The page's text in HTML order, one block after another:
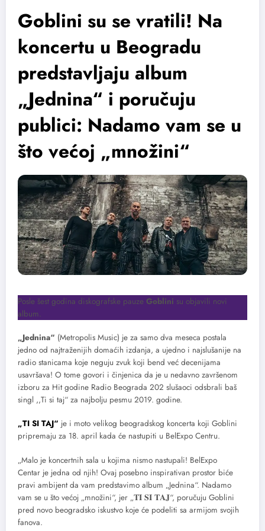
Goblini su se vratili! Na
koncertu u Beogradu
predstavljaju album
„Jednina“ i poručuju
publici: Nadamo vam se u
što većoj „množini“
Posle šest godina diskografske pauze Goblini su objavili novi
album.
„Jednina“ (Metropolis Music) je za samo dva meseca postala
jedno od najtraženijih domaćih izdanja, a ujedno i najslušanije na
radio stanicama koje neguju zvuk koji bend već decenijama
usavršava! O tome govori i činjenica da je u nedavno završenom
izboru za Hit godine Radio Beograda 202 slušaoci odsbrali baš
singl ,,Ti si taj“ za najbolju pesmu 2019. godine.
„TI SI TAJ“ je i moto velikog beogradskog koncerta koji Goblini
pripremaju za 18. april kada će nastupiti u BelExpo Centru.
„Malo je koncertnih sala u kojima nismo nastupali! BelExpo
Centar je jedna od njih! Ovaj posebno inspirativan prostor biće
pravi ambijent da vam predstavimo album „Jednina“. Nadamo
vam se u što većoj „množini“, jer „𝐓𝐈 𝐒𝐈 𝐓𝐀𝐉“, poručuju Goblini
pred novo beogradsko iskustvo koje će podeliti sa armijom svojih
fanova.